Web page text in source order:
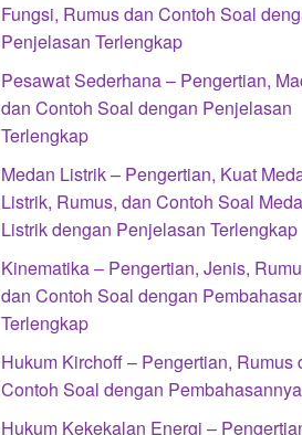
Fungsi, Rumus dan Contoh Soal
Penjelasan Terlengkap
Pesawat Sederhana – Pengertian,
dan Contoh Soal dengan Penjelasan
Terlengkap
Medan Listrik – Pengertian, Kuat
Listrik, Rumus, dan Contoh Soal
Listrik dengan Penjelasan Terlengkap
Kinematika – Pengertian, Jenis,
dan Contoh Soal dengan
Terlengkap
Hukum Kirchoff – Pengertian, Rumus
Contoh Soal dengan Pembahasannya
Hukum Kekekalan Energi –